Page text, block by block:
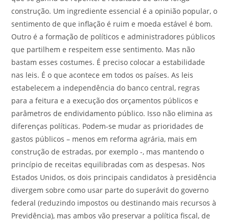
construção. Um ingrediente essencial é a opinião popular, o
sentimento de que inflação é ruim e moeda estável é bom.
Outro é a formação de políticos e administradores públicos
que partilhem e respeitem esse sentimento. Mas não
bastam esses costumes. É preciso colocar a estabilidade
nas leis. É o que acontece em todos os países. As leis
estabelecem a independência do banco central, regras
para a feitura e a execução dos orçamentos públicos e
parâmetros de endividamento público. Isso não elimina as
diferenças políticas. Podem-se mudar as prioridades de
gastos públicos – menos em reforma agrária, mais em
construção de estradas, por exemplo -, mas mantendo o
princípio de receitas equilibradas com as despesas. Nos
Estados Unidos, os dois principais candidatos à presidência
divergem sobre como usar parte do superávit do governo
federal (reduzindo impostos ou destinando mais recursos à
Previdência), mas ambos vão preservar a política fiscal, de